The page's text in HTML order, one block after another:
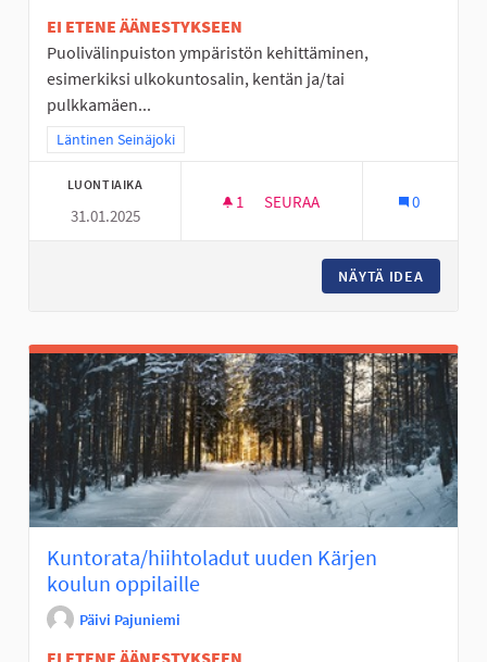
EI ETENE ÄÄNESTYKSEEN
Puolivälinpuiston ympäristön kehittäminen,
esimerkiksi ulkokuntosalin, kentän ja/tai
pulkkamäen...
Rajaa tulokset teeman mukaan: Läntinen Seinäjoki
Läntinen Seinäjoki
LUONTIAIKA
31.01.2025
1 1 SEURAAJA
SEURAA 0
NÄYTÄ IDEA
Kuntorata/hiihtoladut uuden Kärjen
koulun oppilaille
Päivi Pajuniemi